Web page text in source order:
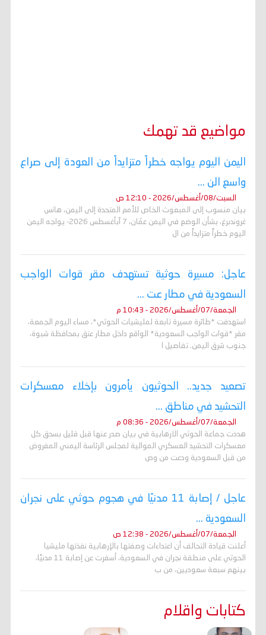
مواضيع قد تهمك
اليمن اليوم يواجه خطراً متزايداً من العودة إلى صراع
واسع الن ...
السبت/08/أغسطس/2026 - 12:10 ص
بيان منسوب إلى المبعوث الخاص للأمم المتحدة إلى اليمن، هانس
غروندبرغ، بشأن الوضع في اليمن عمّان، 7 آبأغسطس 2026- يواجه اليمن
اليوم خطراً متزايداً من ال
عاجل: مسيرة حوثية تستهدف مقر قوات الواجب
السعودية في مطار عت ...
الجمعة/07/أغسطس/2026 - 10:43 م
استهدفت *طائرة مسيرة تابعة لمليشيات الحوثي*، مساء اليوم الجمعة،
مقر *قوات الواجب السعودية* الواقع داخل مطار عتق بمحافظة شبوة،
جنوب شرق اليمن. تفاصيل ا
تصعيد جديد.. الحوثيون يأمرون بإخلاء معسكرات
التحشيد في مناطق ...
الجمعة/07/أغسطس/2026 - 08:36 م
هددت جماعة الحوثي الارهابية في بيان صدر عنها قبل قليل بسحق كل
معسكرات التحشيد العسكري الموالية لمجلس الرئاسة اليمني المفروض
من قبل السعودية ودعت من وص
عاجل / إصابة 11 مدنيًا في هجوم حوثي على نجران
السعودية ...
الجمعة/07/أغسطس/2026 - 12:38 ص
أعلنت قيادة التحالف أن اعتداءات وصفتها بالإرهابية نفذتها مليشيا
الحوثي على منطقة نجران في السعودية، أسفرت عن إصابة 11 مدنيًا،
بينهم سبعة سعوديين، من ب
كتابات واقلام